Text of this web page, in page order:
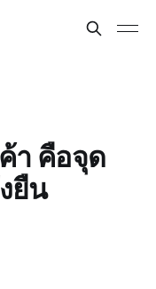
า คือจุด
ยืน